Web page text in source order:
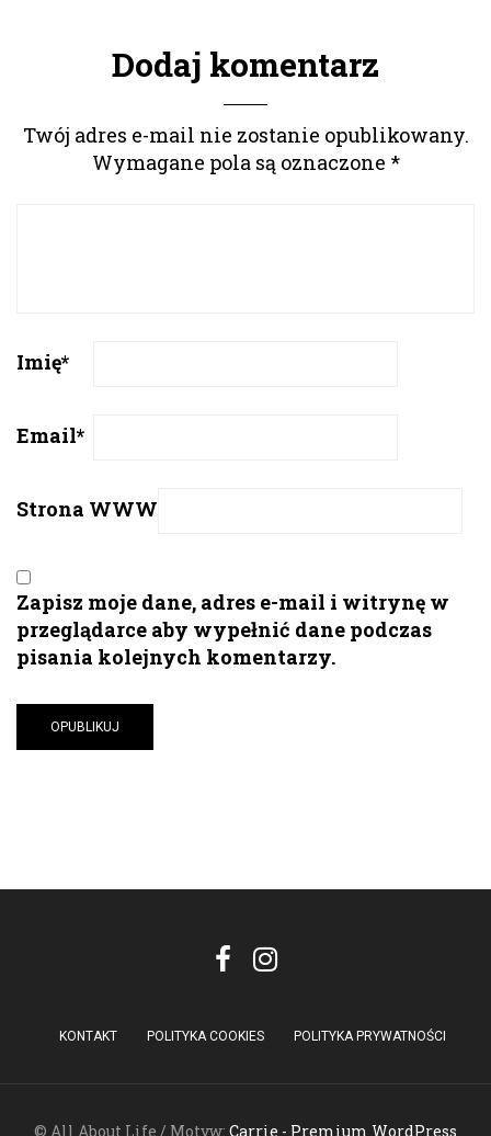
Dodaj komentarz
Twój adres e-mail nie zostanie opublikowany.
Wymagane pola są oznaczone *
Imię*
Email*
Strona WWW
Zapisz moje dane, adres e-mail i witrynę w
przeglądarce aby wypełnić dane podczas
pisania kolejnych komentarzy.
KONTAKT POLITYKA COOKIES POLITYKA PRYWATNOŚCI
© All About Life / Motyw: Carrie - Premium WordPress